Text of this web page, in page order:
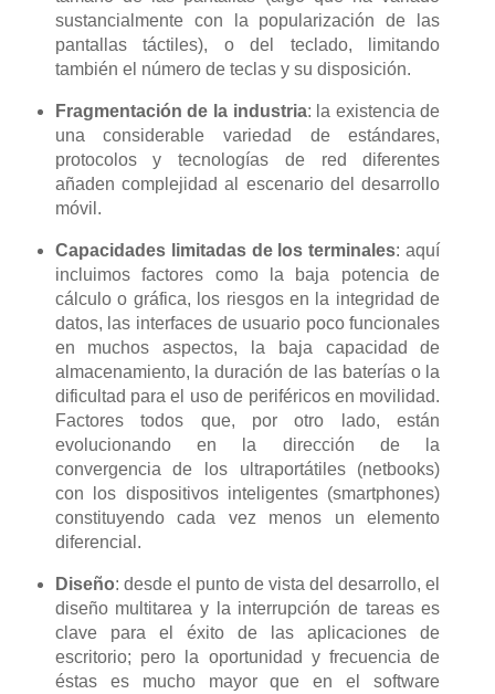
sustancialmente con la popularización de las
pantallas táctiles), o del teclado, limitando
también el número de teclas y su disposición.
Fragmentación de la industria: la existencia de
una considerable variedad de estándares,
protocolos y tecnologías de red diferentes
añaden complejidad al escenario del desarrollo
móvil.
Capacidades limitadas de los terminales: aquí
incluimos factores como la baja potencia de
cálculo o gráfica, los riesgos en la integridad de
datos, las interfaces de usuario poco funcionales
en muchos aspectos, la baja capacidad de
almacenamiento, la duración de las baterías o la
dificultad para el uso de periféricos en movilidad.
Factores todos que, por otro lado, están
evolucionando en la dirección de la
convergencia de los ultraportátiles (netbooks)
con los dispositivos inteligentes (smartphones)
constituyendo cada vez menos un elemento
diferencial.
Diseño: desde el punto de vista del desarrollo, el
diseño multitarea y la interrupción de tareas es
clave para el éxito de las aplicaciones de
escritorio; pero la oportunidad y frecuencia de
éstas es mucho mayor que en el software